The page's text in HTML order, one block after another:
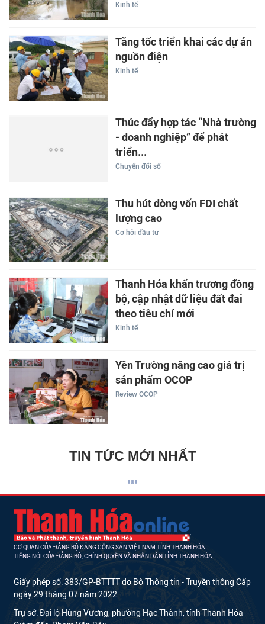
Kinh tế
Tăng tốc triển khai các dự án
nguồn điện
Kinh tế
Thúc đẩy hợp tác “Nhà trường
- doanh nghiệp” để phát
triển...
Chuyển đổi số
Thu hút dòng vốn FDI chất
lượng cao
Cơ hội đầu tư
Thanh Hóa khẩn trương đồng
bộ, cập nhật dữ liệu đất đai
theo tiêu chí mới
Kinh tế
Yên Trường nâng cao giá trị
sản phẩm OCOP
Review OCOP
TIN TỨC MỚI NHẤT
CƠ QUAN CỦA ĐẢNG BỘ ĐẢNG CỘNG SẢN VIỆT NAM TỈNH THANH HÓA
TIẾNG NÓI CỦA ĐẢNG BỘ, CHÍNH QUYỀN VÀ NHÂN DÂN TỈNH THANH HÓA
Giấy phép số: 383/GP-BTTTT do Bộ Thông tin - Truyền thông Cấp
ngày 29 tháng 07 năm 2022.
Trụ sở: Đại lộ Hùng Vương, phường Hạc Thành, tỉnh Thanh Hóa